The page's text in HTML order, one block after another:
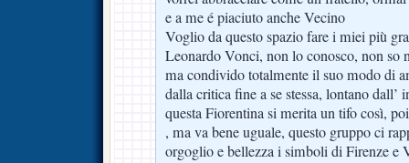
e a me é piaciuto anche Vecino
Voglio da questo spazio fare i miei più
Leonardo Vonci, non lo conosco, non so
ma condivido totalmente il suo modo di
dalla critica fine a se stessa, lontano
questa Fiorentina si merita un tifo così,
, ma va bene uguale, questo gruppo ci
orgoglio e bellezza i simboli di Firenze e